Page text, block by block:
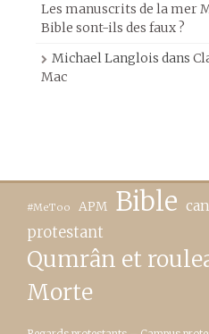
Les manuscrits de la mer
Bible sont-ils des faux ?
Michael Langlois dans
Mac
#MeToo APM Bible
protestant
Qumrân et
Morte